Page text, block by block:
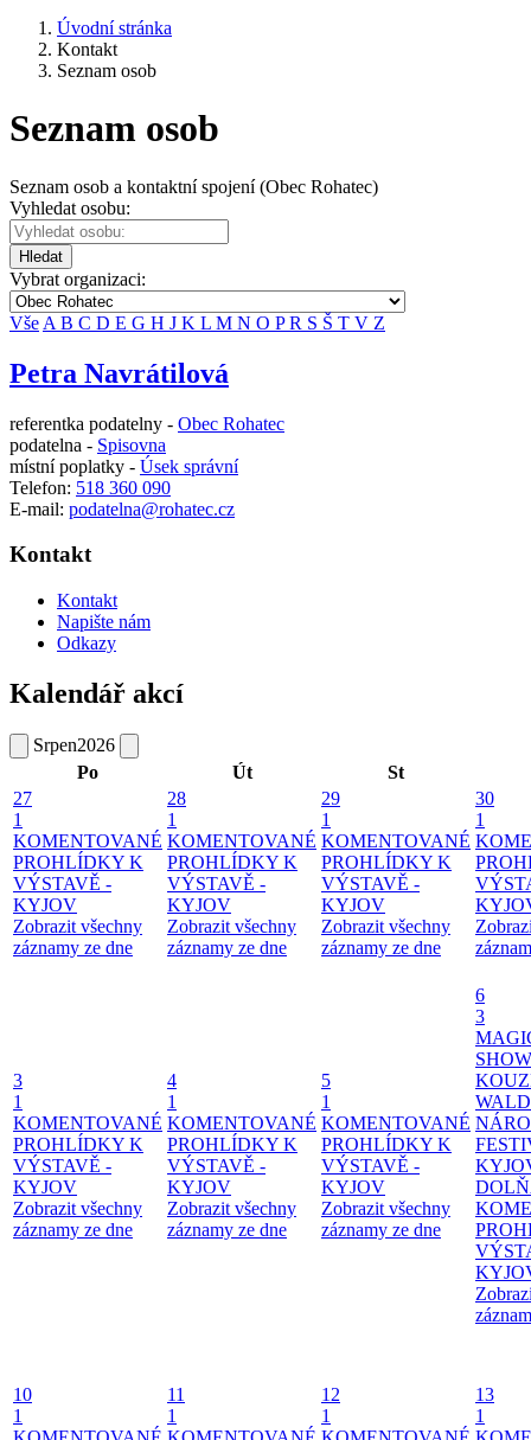
Úvodní stránka
Kontakt
Seznam osob
Seznam osob
Seznam osob a kontaktní spojení (Obec Rohatec)
Vyhledat osobu:
Hledat
Vybrat organizaci:
Vše A B C D E G H J K L M N O PR S Š T V Z
Petra Navrátilová
referentka podatelny - Obec Rohatec
podatelna - Spisovna
místní poplatky - Úsek správní
Telefon: 518 360 090
E-mail: podatelna@rohatec.cz
Kontakt
Kontakt
Napište nám
Odkazy
Kalendář akcí
Srpen2026
Po
Út
St
27
1
KOMENTOVANÉ
PROHLÍDKY K
VÝSTAVĚ -
KYJOV
Zobrazit všechny
záznamy ze dne
28
1
KOMENTOVANÉ
PROHLÍDKY K
VÝSTAVĚ -
KYJOV
Zobrazit všechny
záznamy ze dne
29
1
KOMENTOVANÉ
PROHLÍDKY K
VÝSTAVĚ -
KYJOV
Zobrazit všechny
záznamy ze dne
30
1
3
1
KOMENTOVANÉ
PROHLÍDKY K
VÝSTAVĚ -
KYJOV
Zobrazit všechny
záznamy ze dne
4
1
KOMENTOVANÉ
PROHLÍDKY K
VÝSTAVĚ -
KYJOV
Zobrazit všechny
záznamy ze dne
5
1
KOMENTOVANÉ
PROHLÍDKY K
VÝSTAVĚ -
KYJOV
Zobrazit všechny
záznamy ze dne
6
3
10
1
11
1
12
1
13
1